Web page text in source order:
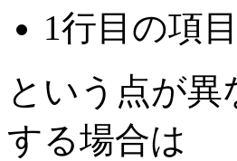
1行目の項
という点が
する場合は